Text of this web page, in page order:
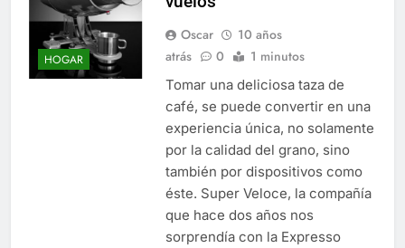
HOGAR
Oscar
10 años
atrás
0 1 minutos
Tomar una deliciosa taza de
café, se puede convertir en una
experiencia única, no solamente
por la calidad del grano, sino
también por dispositivos como
éste. Super Veloce, la compañía
que hace dos años nos
sorprendía con la Expresso